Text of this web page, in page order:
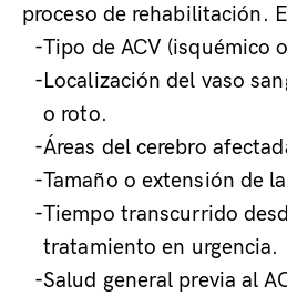
proceso de rehabilitación.
Tipo de ACV (isquémico
Localización del vaso
o roto.
Áreas del cerebro
Tamaño o extensión de
Tiempo transcurrido
tratamiento en urgencia.
Salud general previa al